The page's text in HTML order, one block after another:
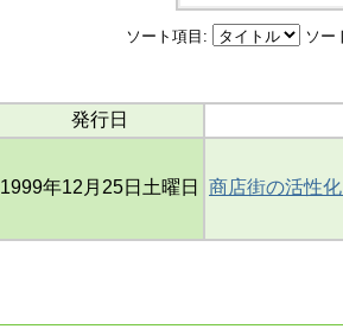
ソート項目: ソー
発行日
1999年12月25日土曜日 商店街の活性